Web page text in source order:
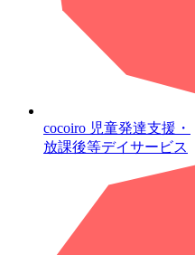
cocoiro 児童発達支援・
放課後等デイサービス